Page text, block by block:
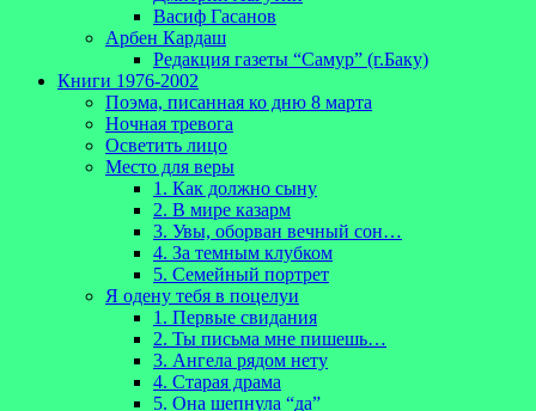
Васиф Гасанов
Арбен Кардаш
Редакция газеты “Самур” (г.Баку)
Книги 1976-2002
Поэма, писанная ко дню 8 марта
Ночная тревога
Осветить лицо
Место для веры
1. Как должно сыну
2. В мире казарм
3. Увы, оборван вечный сон…
4. За темным клубком
5. Семейный портрет
Я одену тебя в поцелуи
1. Первые свидания
2. Ты письма мне пишешь…
3. Ангела рядом нету
4. Старая драма
5. Она шепнула “да”